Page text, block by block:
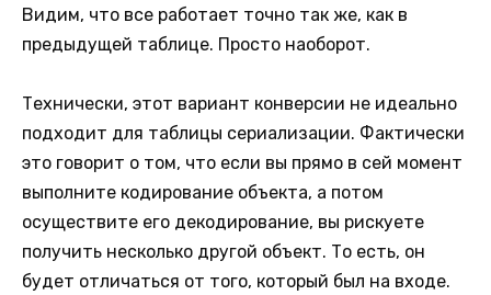
Видим, что все работает точно так же, как в
предыдущей таблице. Просто наоборот.
Технически, этот вариант конверсии не идеально
подходит для таблицы сериализации. Фактически
это говорит о том, что если вы прямо в сей момент
выполните кодирование объекта, а потом
осуществите его декодирование, вы рискуете
получить несколько другой объект. То есть, он
будет отличаться от того, который был на входе.